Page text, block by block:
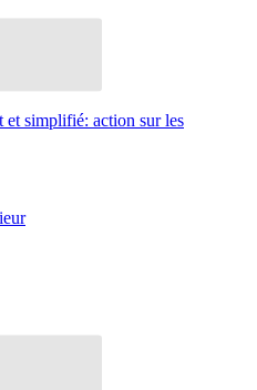
et simplifié: action sur les